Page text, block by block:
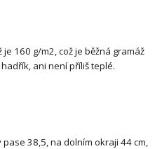
160 g/m2, což je běžná gramáž
ani není příliš teplé.
38,5, na dolním okraji 44 cm,